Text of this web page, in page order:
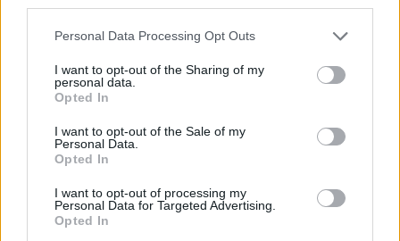
Personal Data Processing Opt Outs
I want to opt-out of the Sharing of my
personal data.
Opted In
I want to opt-out of the Sale of my
Personal Data.
Opted In
I want to opt-out of processing my
Personal Data for Targeted Advertising.
Opted In
Bár a Magyar Könyvkiadók és Könyvterjesztők
Egyesületének hivatalos adatai szerint a hazai könyvpiaci
Bookline.hu teljes nettó árbevétele 2009-ben megközelítette
a 4 milliárd forintot, ami 14,7%-kal haladta meg a 2008. évi
kiskereskedelem árbevétele képviselte...
KEDVES OLVASÓNK!
A keresett cikk a portfolio.hu hírarchívumához